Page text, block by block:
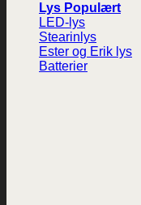
Lys
LED-lys
Stearinlys
Ester og Erik lys
Batterier